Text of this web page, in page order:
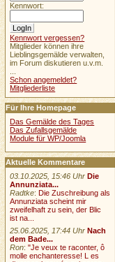
Kennwort:
Kennwort vergessen?
Mitglieder können ihre
Lieblingsgemälde verwalten,
im Forum diskutieren u.v.m.
Schon angemeldet?
Mitgliederliste
Für Ihre Homepage
Das Gemälde des Tages
Das Zufallsgemälde
Module für WP/Joomla
Aktuelle Kommentare
03.10.2025, 15:46 Uhr Die
Annunziata...
Radtke: Die Zuschreibung als
Annunziata scheint mir
zweifelhaft zu sein, der Blic
ist na...
25.06.2025, 17:44 Uhr Nach
dem Bade...
Ron:"Je veux te raconter, ô
molle enchanteresse! L es